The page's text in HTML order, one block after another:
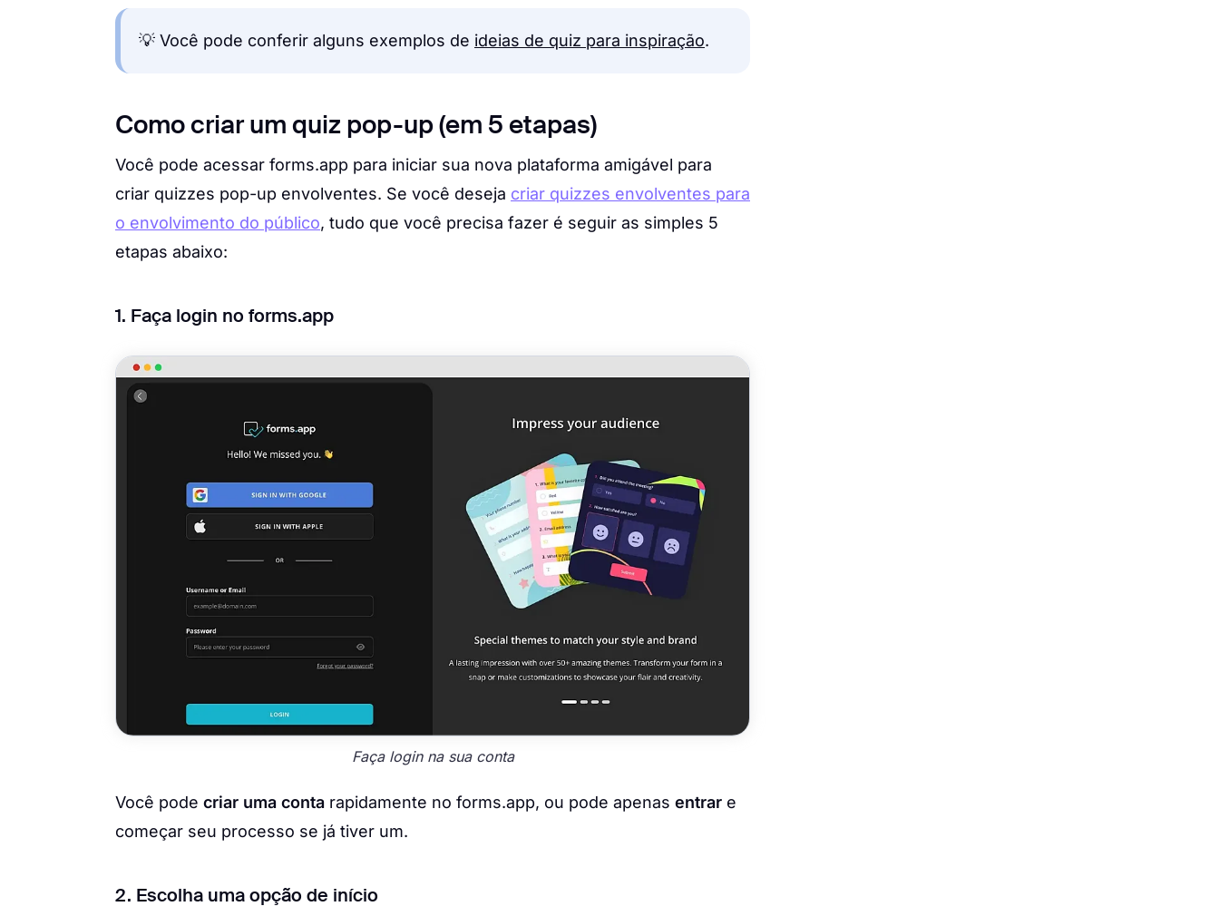
💡 Você pode conferir alguns exemplos de ideias de quiz para inspiração.
Como criar um quiz pop-up (em 5 etapas)
Você pode acessar forms.app para iniciar sua nova plataforma amigável para
criar quizzes pop-up envolventes. Se você deseja criar quizzes envolventes para
o envolvimento do público, tudo que você precisa fazer é seguir as simples 5
etapas abaixo:
1. Faça login no forms.app
Faça login na sua conta
Você pode criar uma conta rapidamente no forms.app, ou pode apenas entrar e
começar seu processo se já tiver um.
2. Escolha uma opção de início